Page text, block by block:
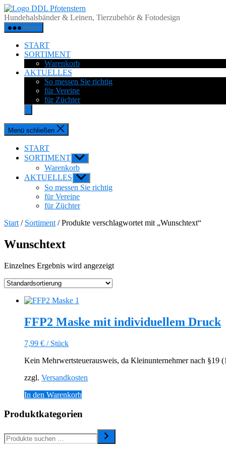
Zum
Inhalt
springen
Pfotenstern
Hundehalsbänder & Leinen, Tierzubehör & Fotodesign
Menü
START
SORTIMENT
Warenkorb
AKTUELLES
So messen Sie richtig
für Vereine
für Züchter
Menü schließen
START
SORTIMENT Untermenü
anzeigen
Warenkorb
AKTUELLES Untermenü
anzeigen
So messen Sie richtig
für Vereine
für Züchter
Start / Sortiment / Produkte verschlagwortet mit „Wunschtext“
Wunschtext
Einzelnes Ergebnis wird angezeigt
FFP2 Maske mit individuellem Druck
7,99 € / Stück
Kein Mehrwertsteuerausweis, da Kleinunternehmer nach §19
zzgl. Versandkosten
In den Warenkorb
Produktkategorien